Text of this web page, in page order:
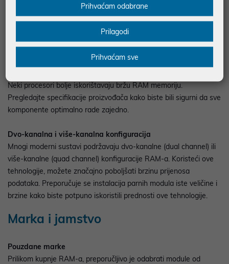
Provjerite specifikacije vaše matične ploče kako biste se uvjerili
da podržava odabrani tip i brzinu RAM-a. Matične ploče mogu
imati ograničenja u pogledu maksimalnog kapaciteta RAM-a po
utoru i ukupno.
Neki procesori bolje iskorištavaju bržu RAM memoriju.
Pregledajte specifikacije proizvođača kako biste bili sigurni da sve
komponente optimalno rade zajedno.
Dvo-kanalna i više-kanalna konfiguracija
Mnogi moderni sustavi podržavaju dvo-kanalne (dual channel) ili
više-kanalne (quad channel) konfiguracije RAM-a. Koristeći ove
tehnologije, možete značajno poboljšati brzinu prijenosa
podataka. Preporučuje se instalacija parnih modula iste veličine i
brzine kako biste potpuno iskoristili prednosti ove tehnologije.
Marka i jamstvo
Pouzdane marke
Prilikom kupnje RAM-a, preporučljivo je odabrati module od
Prihvaćam odabrane
Prilagodi
Prihvaćam sve